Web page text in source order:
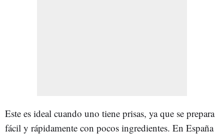
Este es ideal cuando uno tiene prisas, ya que se prepara
fácil y rápidamente con pocos ingredientes. En España